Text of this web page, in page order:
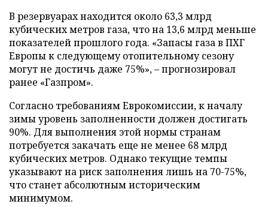
В резервуарах находится около 63,3 млрд
кубических метров газа, что на 13,6 млрд меньше
показателей прошлого года. «Запасы газа в ПХГ
Европы к следующему отопительному сезону
могут не достичь даже 75%», – прогнозировал
ранее «Газпром».
Согласно требованиям Еврокомиссии, к началу
зимы уровень заполненности должен достигать
90%. Для выполнения этой нормы странам
потребуется закачать еще не менее 68 млрд
кубических метров. Однако текущие темпы
указывают на риск заполнения лишь на 70-75%,
что станет абсолютным историческим
минимумом.